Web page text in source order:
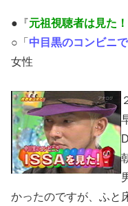
●『元祖視聴者は見た！
○「 中目黒のコンビニ
女性
かったのですが、ふと